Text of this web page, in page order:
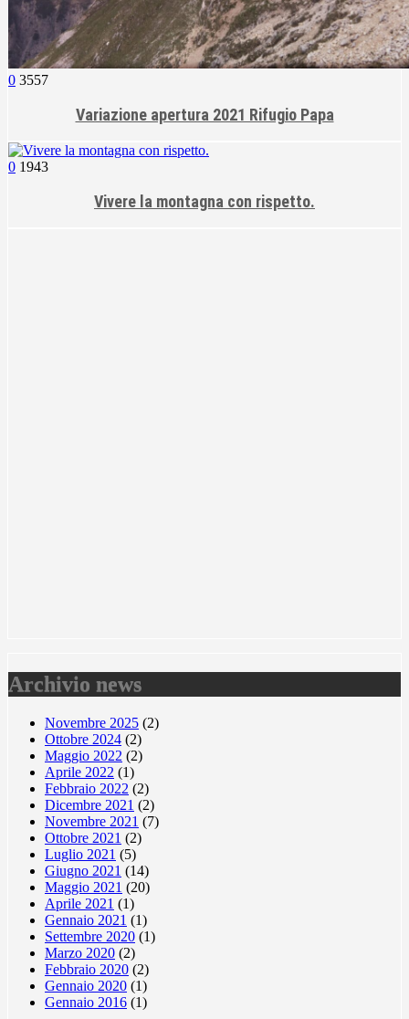
0 3557
Variazione apertura 2021 Rifugio Papa
0 1943
Vivere la montagna con rispetto.
Archivio news
Novembre 2025 (2)
Ottobre 2024 (2)
Maggio 2022 (2)
Aprile 2022 (1)
Febbraio 2022 (2)
Dicembre 2021 (2)
Novembre 2021 (7)
Ottobre 2021 (2)
Luglio 2021 (5)
Giugno 2021 (14)
Maggio 2021 (20)
Aprile 2021 (1)
Gennaio 2021 (1)
Settembre 2020 (1)
Marzo 2020 (2)
Febbraio 2020 (2)
Gennaio 2020 (1)
Gennaio 2016 (1)